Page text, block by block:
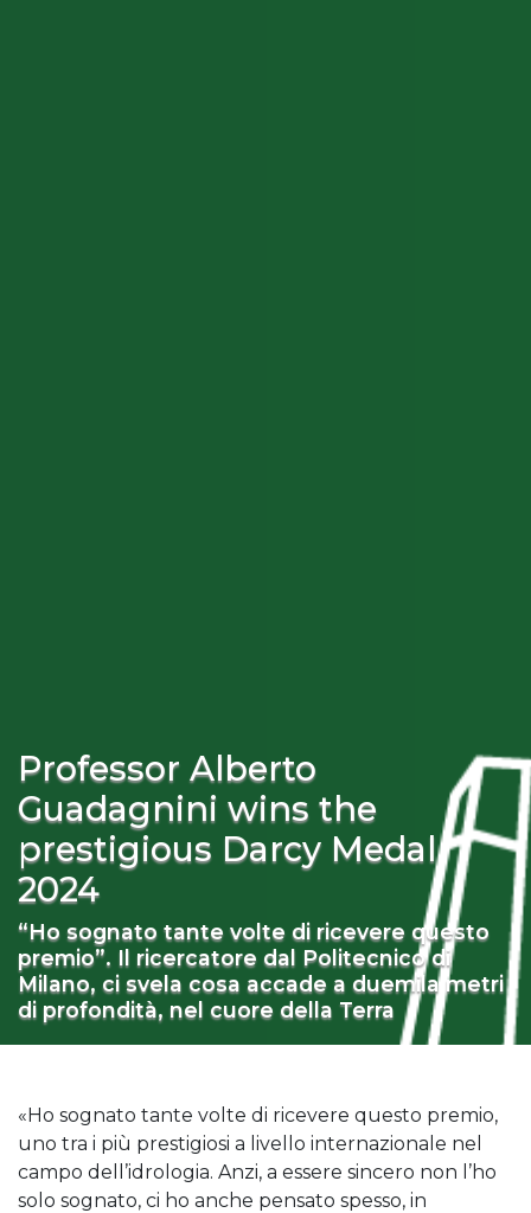
Professor Alberto
Guadagnini wins the
prestigious Darcy Medal
2024
“Ho sognato tante volte di ricevere questo
premio”. Il ricercatore dal Politecnico di
Milano, ci svela cosa accade a duemila metri
di profondità, nel cuore della Terra
«Ho sognato tante volte di ricevere questo premio,
uno tra i più prestigiosi a livello internazionale nel
campo dell’idrologia. Anzi, a essere sincero non l’ho
solo sognato, ci ho anche pensato spesso, in